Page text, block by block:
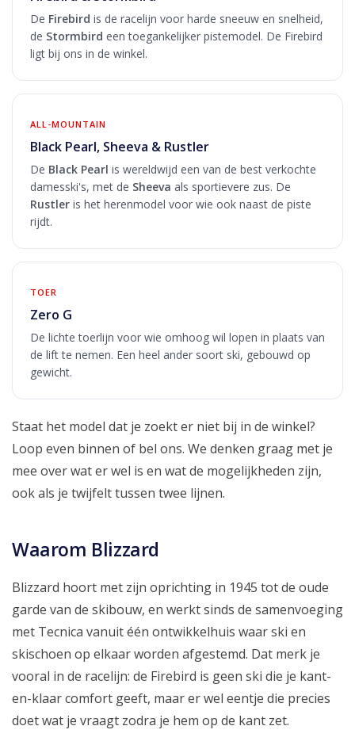
De Firebird is de racelijn voor harde sneeuw en snelheid,
de Stormbird een toegankelijker pistemodel. De Firebird
ligt bij ons in de winkel.
ALL-MOUNTAIN
Black Pearl, Sheeva & Rustler
De Black Pearl is wereldwijd een van de best verkochte
damesski's, met de Sheeva als sportievere zus. De
Rustler is het herenmodel voor wie ook naast de piste
rijdt.
TOER
Zero G
De lichte toerlijn voor wie omhoog wil lopen in plaats van
de lift te nemen. Een heel ander soort ski, gebouwd op
gewicht.
Staat het model dat je zoekt er niet bij in de winkel?
Loop even binnen of bel ons. We denken graag met je
mee over wat er wel is en wat de mogelijkheden zijn,
ook als je twijfelt tussen twee lijnen.
Waarom Blizzard
Blizzard hoort met zijn oprichting in 1945 tot de oude
garde van de skibouw, en werkt sinds de samenvoeging
met Tecnica vanuit één ontwikkelhuis waar ski en
skischoen op elkaar worden afgestemd. Dat merk je
vooral in de racelijn: de Firebird is geen ski die je kant-
en-klaar comfort geeft, maar er wel eentje die precies
doet wat je vraagt zodra je hem op de kant zet.